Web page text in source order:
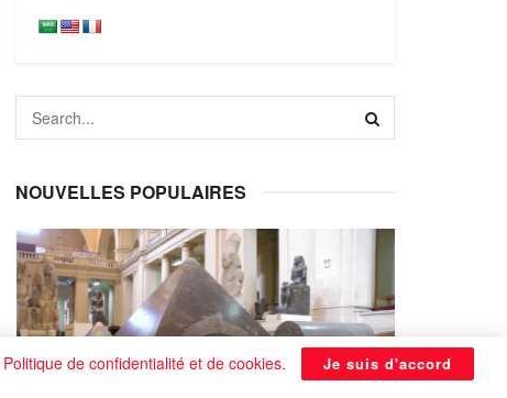
NOUVELLES POPULAIRES
Politique de confidentialité et de cookies. Je suis d'accord